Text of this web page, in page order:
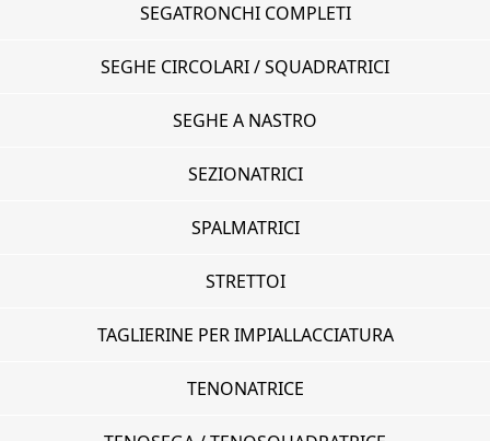
SEGATRONCHI COMPLETI
SEGHE CIRCOLARI / SQUADRATRICI
SEGHE A NASTRO
SEZIONATRICI
SPALMATRICI
STRETTOI
TAGLIERINE PER IMPIALLACCIATURA
TENONATRICE